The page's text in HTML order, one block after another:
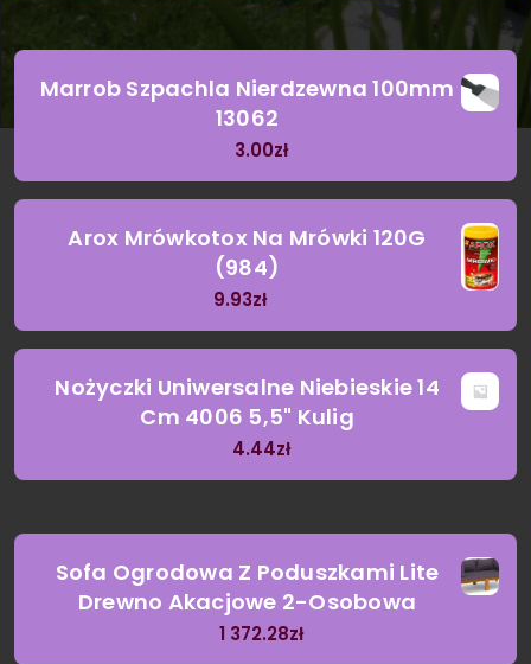
Marrob Szpachla Nierdzewna 100mm
13062
3.00zł
Arox Mrówkotox Na Mrówki 120G
(984)
9.93zł
Nożyczki Uniwersalne Niebieskie 14
Cm 4006 5,5" Kulig
4.44zł
Sofa Ogrodowa Z Poduszkami Lite
Drewno Akacjowe 2-Osobowa
1 372.28zł